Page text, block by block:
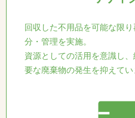
回収した不用品を可能な限
分・管理を実施。
資源としての活用を意識し
要な廃棄物の発生を抑えてい